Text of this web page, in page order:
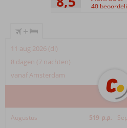
40
+
11 aug 2026 (di)
8 dagen (7 nachten)
vanaf Amsterdam
Augustus 519 p.p.